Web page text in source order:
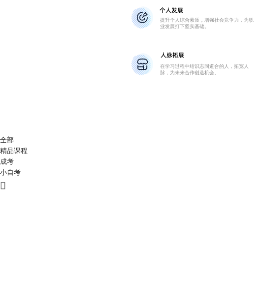
个人发展
提升个人综合素质，增强社会竞争力，为职
业发展打下坚实基础。
人脉拓展
在学习过程中结识志同道合的人，拓宽人
脉，为未来合作创造机会。
全部
精品课程
成考
小自考
